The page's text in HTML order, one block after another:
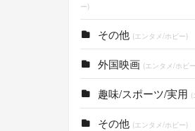
ー)
その他 (エンタメ/ホビー)
外国映画 (エンタメ/ホビ
趣味/スポーツ/実用
その他 (エンタメ/ホビー)